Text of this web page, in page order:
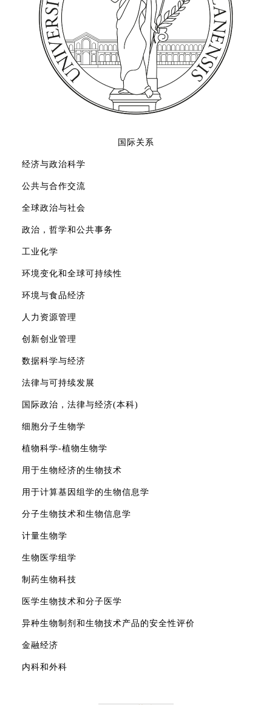
国际关系
经济与政治科学
公共与合作交流
全球政治与社会
政治，哲学和公共事务
工业化学
环境变化和全球可持续性
环境与食品经济
人力资源管理
创新创业管理
数据科学与经济
法律与可持续发展
国际政治，法律与经济(本科)
细胞分子生物学
植物科学-植物生物学
用于生物经济的生物技术
用于计算基因组学的生物信息学
分子生物技术和生物信息学
计量生物学
生物医学组学
制药生物科技
医学生物技术和分子医学
异种生物制剂和生物技术产品的安全性评价
金融经济
内科和外科